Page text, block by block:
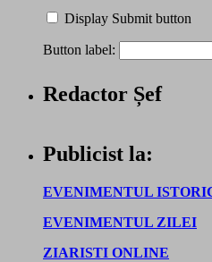
Display Submit button
Button label:
Redactor Șef
Publicist la:
EVENIMENTUL
EVENIMENTUL ZILEI
ZIARISTI ONLINE